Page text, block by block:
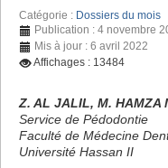
Catégorie : Dossiers du mois
Publication : 4 novembre
Mis à jour : 6 avril 2022
Affichages : 13484
Z. AL JALIL, M. HAMZA
Service de Pédodontie
Faculté de Médecine
Université Hassan II